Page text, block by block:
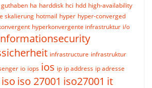
guthaben ha harddisk hci hdd high-availability
skalierung hotmail hyper hyper-converged
hyperkonvergente infrastruktur i/o
infrastructure infrastruktur
io iops ios ip ip address ip adresse
iso iso 27001 iso27001 it